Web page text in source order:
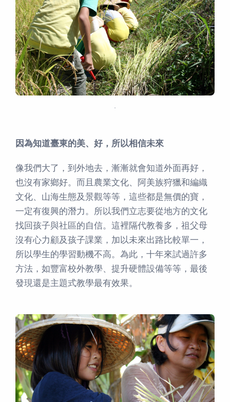
．
因為知道臺東的美、好，所以相信未來
像我們大了，到外地去，漸漸就會知道外面再好，
也沒有家鄉好。而且農業文化、阿美族狩獵和編織
文化、山海生態及景觀等等，這些都是無價的寶，
一定有復興的潛力。所以我們立志要從地方的文化
找回孩子與社區的自信。這裡隔代教養多，祖父母
沒有心力顧及孩子課業，加以未來出路比較單一，
所以學生的學習動機不高。為此，十年來試過許多
方法，如豐富校外教學、提升硬體設備等等，最後
發現還是主題式教學最有效果。